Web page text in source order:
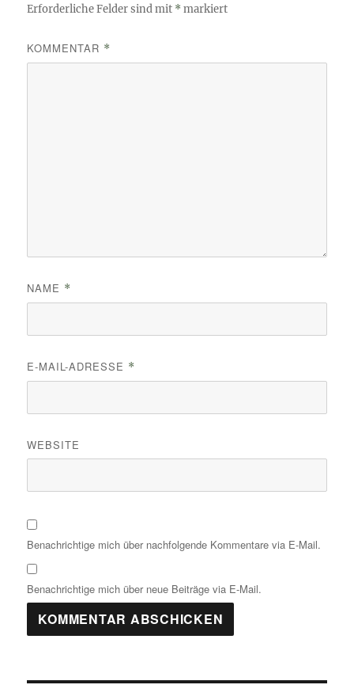
Erforderliche Felder sind mit *markiert
KOMMENTAR *
NAME *
E-MAIL-ADRESSE *
WEBSITE
Benachrichtige mich über nachfolgende Kommentare via E-Mail.
Benachrichtige mich über neue Beiträge via E-Mail.